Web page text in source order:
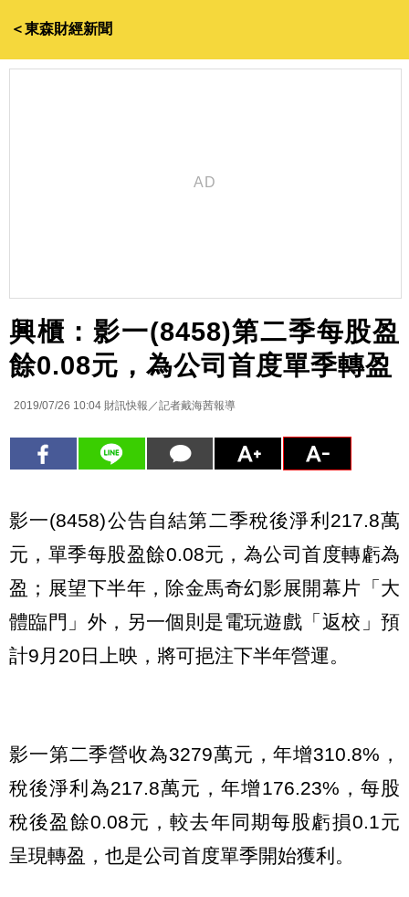
＜東森財經新聞
興櫃：影一(8458)第二季每股盈
餘0.08元，為公司首度單季轉盈
2019/07/26 10:04 財訊快報／記者戴海茜報導
影一(8458)公告自結第二季稅後淨利217.8萬
元，單季每股盈餘0.08元，為公司首度轉虧為
盈；展望下半年，除金馬奇幻影展開幕片「大
體臨門」外，另一個則是電玩遊戲「返校」預
計9月20日上映，將可挹注下半年營運。
影一第二季營收為3279萬元，年增310.8%，
稅後淨利為217.8萬元，年增176.23%，每股
稅後盈餘0.08元，較去年同期每股虧損0.1元
呈現轉盈，也是公司首度單季開始獲利。